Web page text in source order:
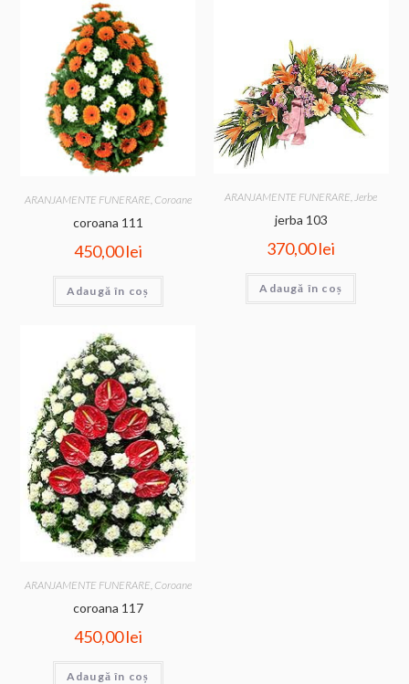
ARANJAMENTE FUNERARE Coroane
coroana 111
450,00lei
Adaugă în coș
ARANJAMENTE FUNERARE,Jerbe
jerba 103
370,00lei
Adaugă în coș
ARANJAMENTE FUNERARE Coroane
coroana 117
450,00lei
Adaugă în coș